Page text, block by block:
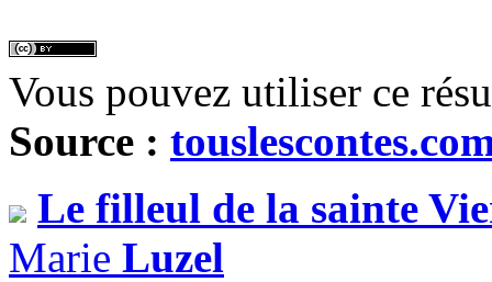
Vous pouvez utiliser ce
Source :
Le filleul de la sainte
Marie Luzel